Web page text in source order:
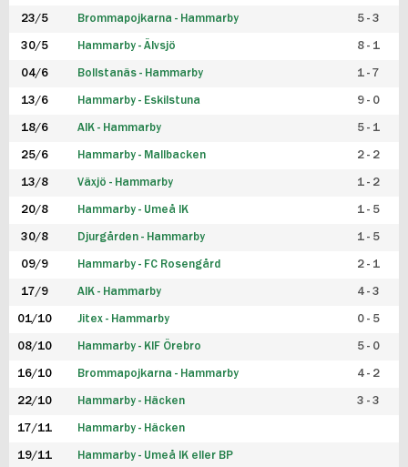
23/5 Brommapojkarna - Hammarby 5 - 3
30/5 Hammarby - Älvsjö 8 - 1
04/6 Bollstanäs - Hammarby 1 - 7
13/6 Hammarby - Eskilstuna 9 - 0
18/6 AIK - Hammarby 5 - 1
25/6 Hammarby - Mallbacken 2 - 2
13/8 Växjö - Hammarby 1 - 2
20/8 Hammarby - Umeå IK 1 - 5
30/8 Djurgården - Hammarby 1 - 5
09/9 Hammarby - FC Rosengård 2 - 1
17/9 AIK - Hammarby 4 - 3
01/10 Jitex - Hammarby 0 - 5
08/10 Hammarby - KIF Örebro 5 - 0
16/10 Brommapojkarna - Hammarby 4 - 2
22/10 Hammarby - Häcken 3 - 3
17/11 Hammarby - Häcken
19/11 Hammarby - Umeå IK eller BP